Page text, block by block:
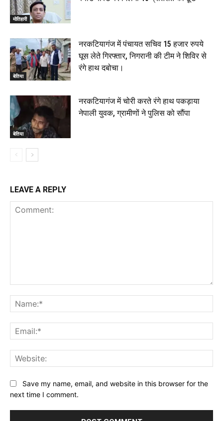
मोतिहारी
बेतिया
नरकटियागंज में पंचायत सचिव 15 हजार रुपये
घूस लेते गिरफ्तार, निगरानी की टीम ने शिविर से
रंगे हाथ दबोचा।
बेतिया
नरकटियागंज में चोरी करते रंगे हाथ पकड़ाया
नेपाली युवक, ग्रामीणों ने पुलिस को सौंपा
LEAVE A REPLY
Save my name, email, and website in this browser for the
next time I comment.